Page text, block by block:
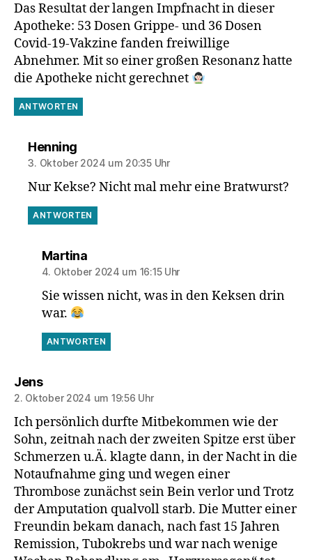
Das Resultat der langen Impfnacht in dieser
Apotheke: 53 Dosen Grippe- und 36 Dosen
Covid-19-Vakzine fanden freiwillige
Abnehmer. Mit so einer großen Resonanz hatte
die Apotheke nicht gerechnet
ANTWORTEN
Henningsagt:
3. Oktober 2024 um 20:35 Uhr
Nur Kekse? Nicht mal mehr eine Bratwurst?
ANTWORTEN
Martinasagt:
4. Oktober 2024 um 16:15 Uhr
Sie wissen nicht, was in den Keksen drin
war.
ANTWORTEN
Jenssagt:
2. Oktober 2024 um 19:56 Uhr
Ich persönlich durfte Mitbekommen wie der
Sohn, zeitnah nach der zweiten Spitze erst über
Schmerzen u.Ä. klagte dann, in der Nacht in die
Notaufnahme ging und wegen einer
Thrombose zunächst sein Bein verlor und Trotz
der Amputation qualvoll starb. Die Mutter einer
Freundin bekam danach, nach fast 15 Jahren
Remission, Tubokrebs und war nach wenige